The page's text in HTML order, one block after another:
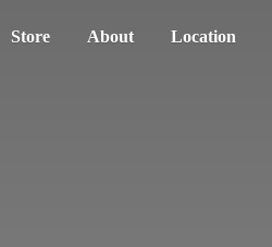
Store About Location